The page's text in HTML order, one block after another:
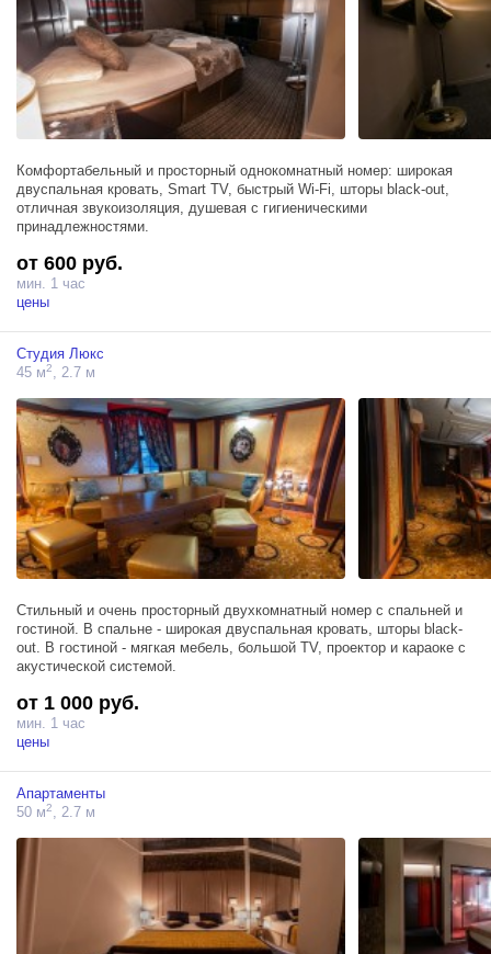
Комфортабельный и просторный однокомнатный номер: широкая
двуспальная кровать, Smart TV, быстрый Wi-Fi, шторы black-out,
отличная звукоизоляция, душевая с гигиеническими
принадлежностями.
от 600 руб.
мин. 1 час
цены
Студия Люкс
45 м2, 2.7 м
Стильный и очень просторный двухкомнатный номер с спальней и
гостиной. В спальне - широкая двуспальная кровать, шторы black-
out. В гостиной - мягкая мебель, большой TV, проектор и караоке с
акустической системой.
от 1 000 руб.
мин. 1 час
цены
Апартаменты
50 м2 , 2.7 м